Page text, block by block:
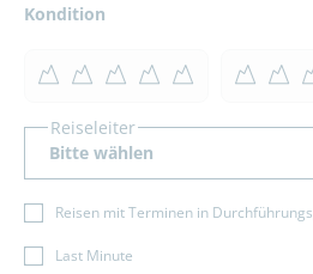
Kondition
Reiseleiter
Bitte wählen
Reisen mit Terminen in
Last Minute